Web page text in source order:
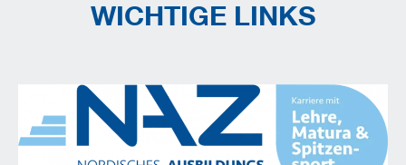
WICHTIGE LINKS